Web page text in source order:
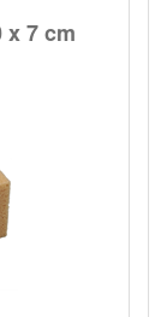
x 7 cm